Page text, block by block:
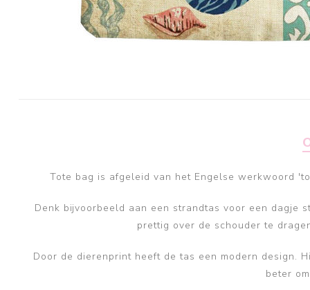
Tote bag is afgeleid van het Engelse werkwoord
Denk bijvoorbeeld aan een strandtas voor een dagje
prettig over de schouder te
Door de dierenprint heeft de tas een modern design.
beter